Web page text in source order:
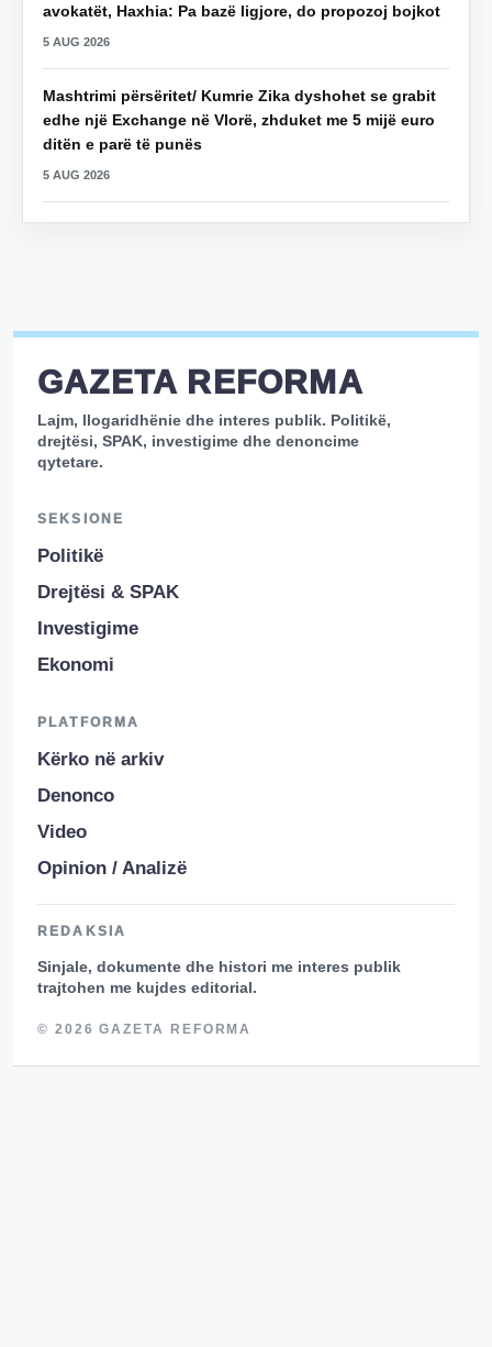
avokatët, Haxhia: Pa bazë ligjore, do propozoj bojkot
5 AUG 2026
Mashtrimi përsëritet/ Kumrie Zika dyshohet se grabit
edhe një Exchange në Vlorë, zhduket me 5 mijë euro
ditën e parë të punës
5 AUG 2026
GAZETA REFORMA
Lajm, llogaridhënie dhe interes publik. Politikë,
drejtësi, SPAK, investigime dhe denoncime
qytetare.
SEKSIONE
Politikë
Drejtësi & SPAK
Investigime
Ekonomi
PLATFORMA
Kërko në arkiv
Denonco
Video
Opinion / Analizë
REDAKSIA
Sinjale, dokumente dhe histori me interes publik
trajtohen me kujdes editorial.
© 2026 GAZETA REFORMA